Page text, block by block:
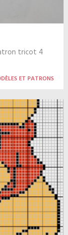
tricot 4
ET PATRONS